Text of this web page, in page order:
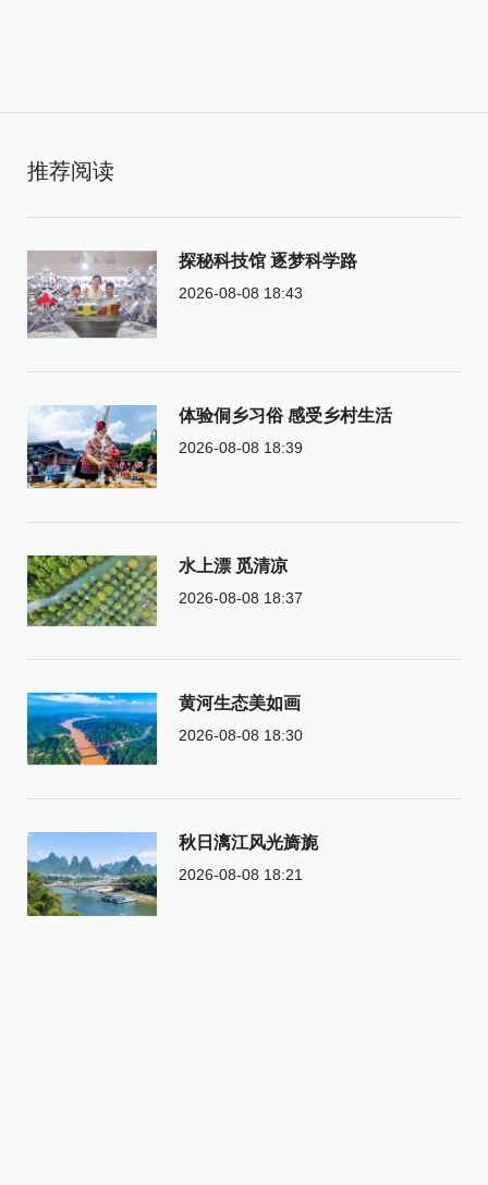
推荐阅读
探秘科技馆 逐梦科学路
2026-08-08 18:43
体验侗乡习俗 感受乡村生活
2026-08-08 18:39
水上漂 觅清凉
2026-08-08 18:37
黄河生态美如画
2026-08-08 18:30
秋日漓江风光旖旎
2026-08-08 18:21